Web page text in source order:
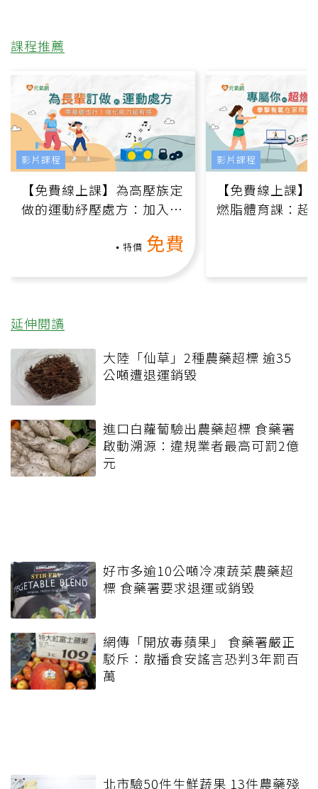
課程推薦
【免費線上課】為高壓族定
做的運動紓壓處方：加入行
特價 免費
影片課程
【免費線上課
燃脂體育課：超
影片課程
延伸閱讀
大陸「仙草」2種農藥超標 逾35
公噸遭退運銷毀
進口白蘿蔔驗出農藥超標 食藥署
啟動溯源：違規業者最高可罰2億
元
好市多逾10公噸冷凍蔬菜農藥超
標 食藥署要求退運或銷毀
網傳「開放毒蘋果」 食藥署嚴正
駁斥：散播食安謠言恐判3年罰百
萬
北市驗50件生鮮蔬果 13件農藥殘